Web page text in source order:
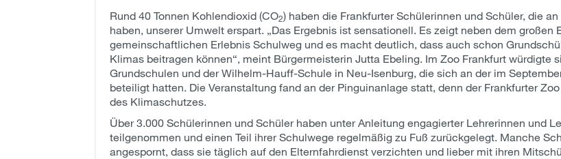
Rund 40 Tonnen Kohlendioxid (CO2) haben die Frankfurter Schülerinnen und Schüler, die
haben, unserer Umwelt erspart. „Das Ergebnis ist sensationell. Es zeigt neben dem
gemeinschaftlichen Erlebnis Schulweg und es macht deutlich, dass auch schon
Klimas beitragen können“, meint Bürgermeisterin Jutta Ebeling. Im Zoo Frankfurt würdigte
Grundschulen und der Wilhelm-Hauff-Schule in Neu-Isenburg, die sich an der im
beteiligt hatten. Die Veranstaltung fand an der Pinguinanlage statt, denn der Frankfurter
des Klimaschutzes.
Über 3.000 Schülerinnen und Schüler haben unter Anleitung engagierter Lehrerinnen und
teilgenommen und einen Teil ihrer Schulwege regelmäßig zu Fuß zurückgelegt. Manche
angespornt, dass sie täglich auf den Elternfahrdienst verzichten und lieber mit ihren